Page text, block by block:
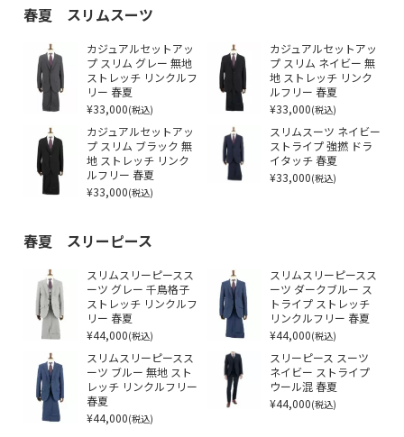
春夏 スリムスーツ
カジュアルセットアッ
プ スリム グレー 無地
ストレッチ リンクルフ
リー 春夏
¥33,000(税込)
カジュアルセットアッ
プ スリム ネイビー 無
地 ストレッチ リンク
ルフリー 春夏
¥33,000(税込)
カジュアルセットアッ
プ スリム ブラック 無
地 ストレッチ リンク
ルフリー 春夏
¥33,000(税込)
スリムスーツ ネイビー
ストライプ 強撚 ドラ
イタッチ 春夏
¥33,000(税込)
春夏 スリーピース
スリムスリーピースス
ーツ グレー 千鳥格子
ストレッチ リンクルフ
リー 春夏
¥44,000(税込)
スリムスリーピースス
ーツ ダークブルー ス
トライプ ストレッチ
リンクルフリー 春夏
¥44,000(税込)
スリムスリーピースス
ーツ ブルー 無地 スト
レッチ リンクルフリー
春夏
¥44,000(税込)
スリーピース スーツ
ネイビー ストライプ
ウール混 春夏
¥44,000(税込)